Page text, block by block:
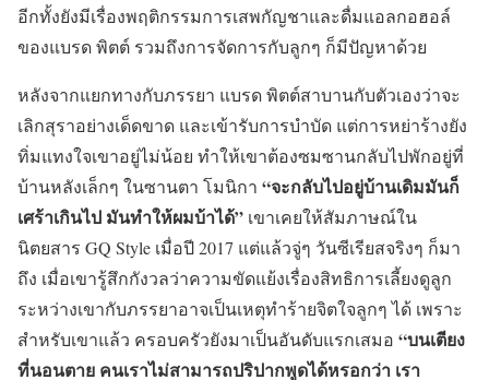
อีกทั้งยังมีเรื่องพฤติกรรมการเสพกัญชาและดื่มแอลกอฮอล์
ของแบรด พิตต์ รวมถึงการจัดการกับลูกๆ ก็มีปัญหาด้วย
หลังจากแยกทางกับภรรยา แบรด พิตต์สาบานกับตัวเองว่าจะ
เลิกสุราอย่างเด็ดขาด และเข้ารับการบำบัด แต่การหย่าร้างยัง
ทิ่มแทงใจเขาอยู่ไม่น้อย ทำให้เขาต้องซมซานกลับไปพักอยู่ที่
บ้านหลังเล็กๆ ในซานตา โมนิกา “จะกลับไปอยู่บ้านเดิมมันก็
เศร้าเกินไป มันทำให้ผมบ้าได้” เขาเคยให้สัมภาษณ์ใน
นิตยสาร GQ Style เมื่อปี 2017 แต่แล้วจู่ๆ วันซีเรียสจริงๆ ก็มา
ถึง เมื่อเขารู้สึกกังวลว่าความขัดแย้งเรื่องสิทธิการเลี้ยงดูลูก
ระหว่างเขากับภรรยาอาจเป็นเหตุทำร้ายจิตใจลูกๆ ได้ เพราะ
สำหรับเขาแล้ว ครอบครัวยังมาเป็นอันดับแรกเสมอ “บนเตียง
ที่นอนตาย คนเราไม่สามารถปริปากพูดได้หรอกว่า เรา